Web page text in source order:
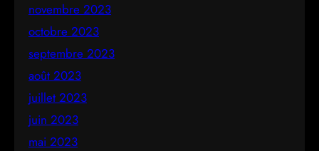
novembre 2023
octobre 2023
septembre 2023
août 2023
juillet 2023
juin 2023
mai 2023